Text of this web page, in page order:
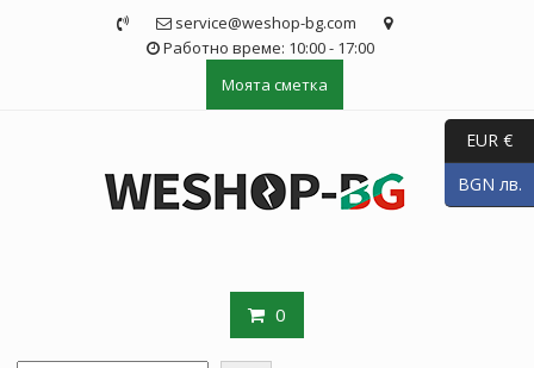
service@weshop-bg.com
Работно време: 10:00 - 17:00
Моята сметка
0
EUR €
BGN лв.